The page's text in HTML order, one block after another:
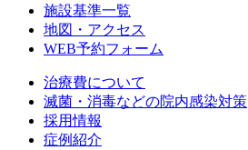
施設基準一覧
地図・アクセス
WEB予約フォーム
治療費について
滅菌・消毒などの院内感染対策
採用情報
症例紹介